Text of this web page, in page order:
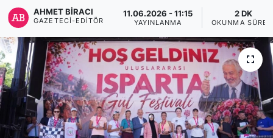
AHMET BIRACI
GAZETECI-EDITÖR
11.06.2026 - 11:15
YAYINLANMA
2 DK
OKUNMA
SAĞLIK
Siyaset
YEREL HABER
Haberde insan
Haber Arşivi